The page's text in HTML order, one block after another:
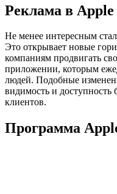
Реклама в Apple
Не менее интересным
Это открывает новые
компаниям продвигать
приложении, которым
людей. Подобные
видимость и доступность
клиентов.
Программа